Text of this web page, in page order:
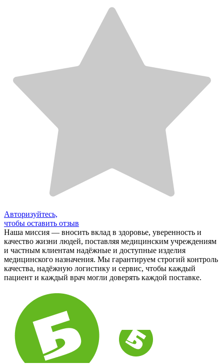
Авторизуйтесь,
чтобы оставить отзыв
Наша миссия — вносить вклад в здоровье, уверенность и
качество жизни людей, поставляя медицинским учреждениям
и частным клиентам надёжные и доступные изделия
медицинского назначения. Мы гарантируем строгий контроль
качества, надёжную логистику и сервис, чтобы каждый
пациент и каждый врач могли доверять каждой поставке.